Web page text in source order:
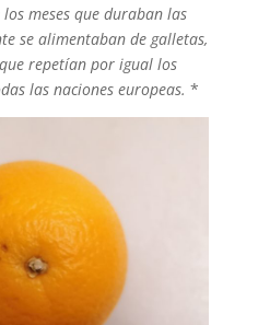
meses que duraban las
se alimentaban de galletas,
repetían por igual los
las naciones europeas. *